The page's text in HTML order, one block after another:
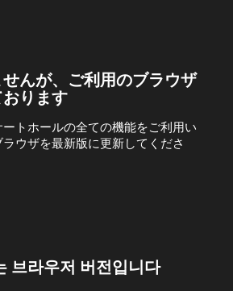
んが、ご利用のブラウザ
ります
トホールの全ての機能をご利用い
ウザを最新版に更新してくださ
브라우저 버전입니다